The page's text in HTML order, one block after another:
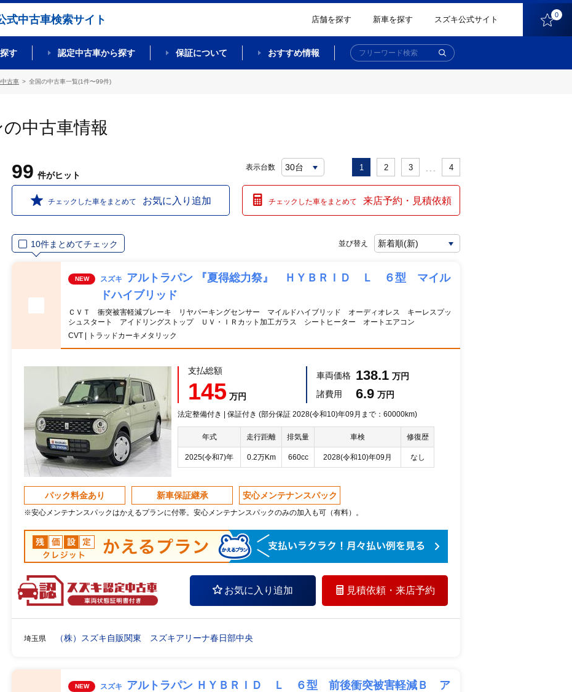
式中古車検索サイト 店舗を探す 新車を探す スズキ公式サイト 0
す 認定中古車から探す 保証について おすすめ情報
古車 全国の中古車一覧(1件〜99件)
中古車情報
99 件がヒット
表示台数 1 2 3 ... 4
チェックした車をまとめて お気に入り追加 チェックした車をまとめて 来店予約・見積依頼
10件まとめてチェック 並び替え
NEW スズキ
アルトラパン 『夏得総力祭』 ＨＹＢＲＩＤ Ｌ ６型 マイル
ドハイブリッド
ＣＶＴ 衝突被害軽減ブレーキ リヤパーキングセンサー マイルドハイブリッド オーディオレス キーレスプッ
シュスタート アイドリングストップ ＵＶ・ＩＲカット加工ガラス シートヒーター オートエアコン
CVT | トラッドカーキメタリック
支払総額
145 万円
車両価格 138.1 万円
諸費用
6.9 万円
法定整備付き | 保証付き (部分保証 2028(令和10)年09月まで：60000km)
年式 走行距離 排気量 車検 修復歴
2025(令和7)年 0.2万Km 660cc 2028(令和10)年09月 なし
パック料金あり 新車保証継承 安心メンテナンスパック
※安心メンテナンスパックはかえるプランに付帯。安心メンテナンスパックのみの加入も可（有料）。
お気に入り追加 見積依頼・ 来店予約
埼玉県 （株）スズキ自販関東 スズキアリーナ春日部中央
NEW スズキ
アルトラパン ＨＹＢＲＩＤ Ｌ ６型 前後衝突被害軽減Ｂ ア